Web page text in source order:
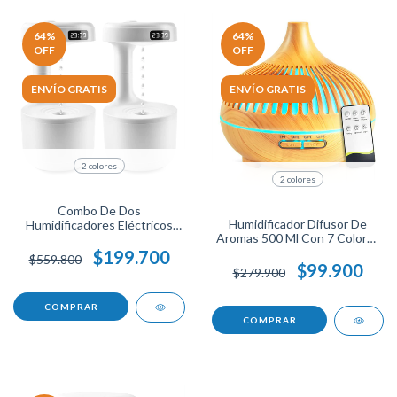
64%
OFF
ENVÍO GRATIS
2 colores
Combo De Dos
Humidificadores Eléctricos
Aromaterapia Color 600ml
Operación Silenciosa Ideal
Plus
$559.800 $199.700
COMPRAR
64%
OFF
ENVÍO GRATIS
2 colores
Humidificador Difusor De
Aromas 500 Ml Con 7 Colores
Remoto, Ideal Para
Dormitorios, Oficinas Y Salas
$279.900 $99.900
COMPRAR